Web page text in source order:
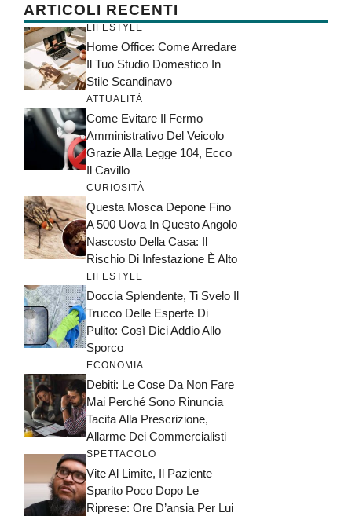
ARTICOLI RECENTI
LIFESTYLE
Home Office: Come Arredare
Il Tuo Studio Domestico In
Stile Scandinavo
ATTUALITÀ
Come Evitare Il Fermo
Amministrativo Del Veicolo
Grazie Alla Legge 104, Ecco
Il Cavillo
CURIOSITÀ
Questa Mosca Depone Fino
A 500 Uova In Questo Angolo
Nascosto Della Casa: Il
Rischio Di Infestazione È Alto
LIFESTYLE
Doccia Splendente, Ti Svelo Il
Trucco Delle Esperte Di
Pulito: Così Dici Addio Allo
Sporco
ECONOMIA
Debiti: Le Cose Da Non Fare
Mai Perché Sono Rinuncia
Tacita Alla Prescrizione,
Allarme Dei Commercialisti
SPETTACOLO
Vite Al Limite, Il Paziente
Sparito Poco Dopo Le
Riprese: Ore D’ansia Per Lui